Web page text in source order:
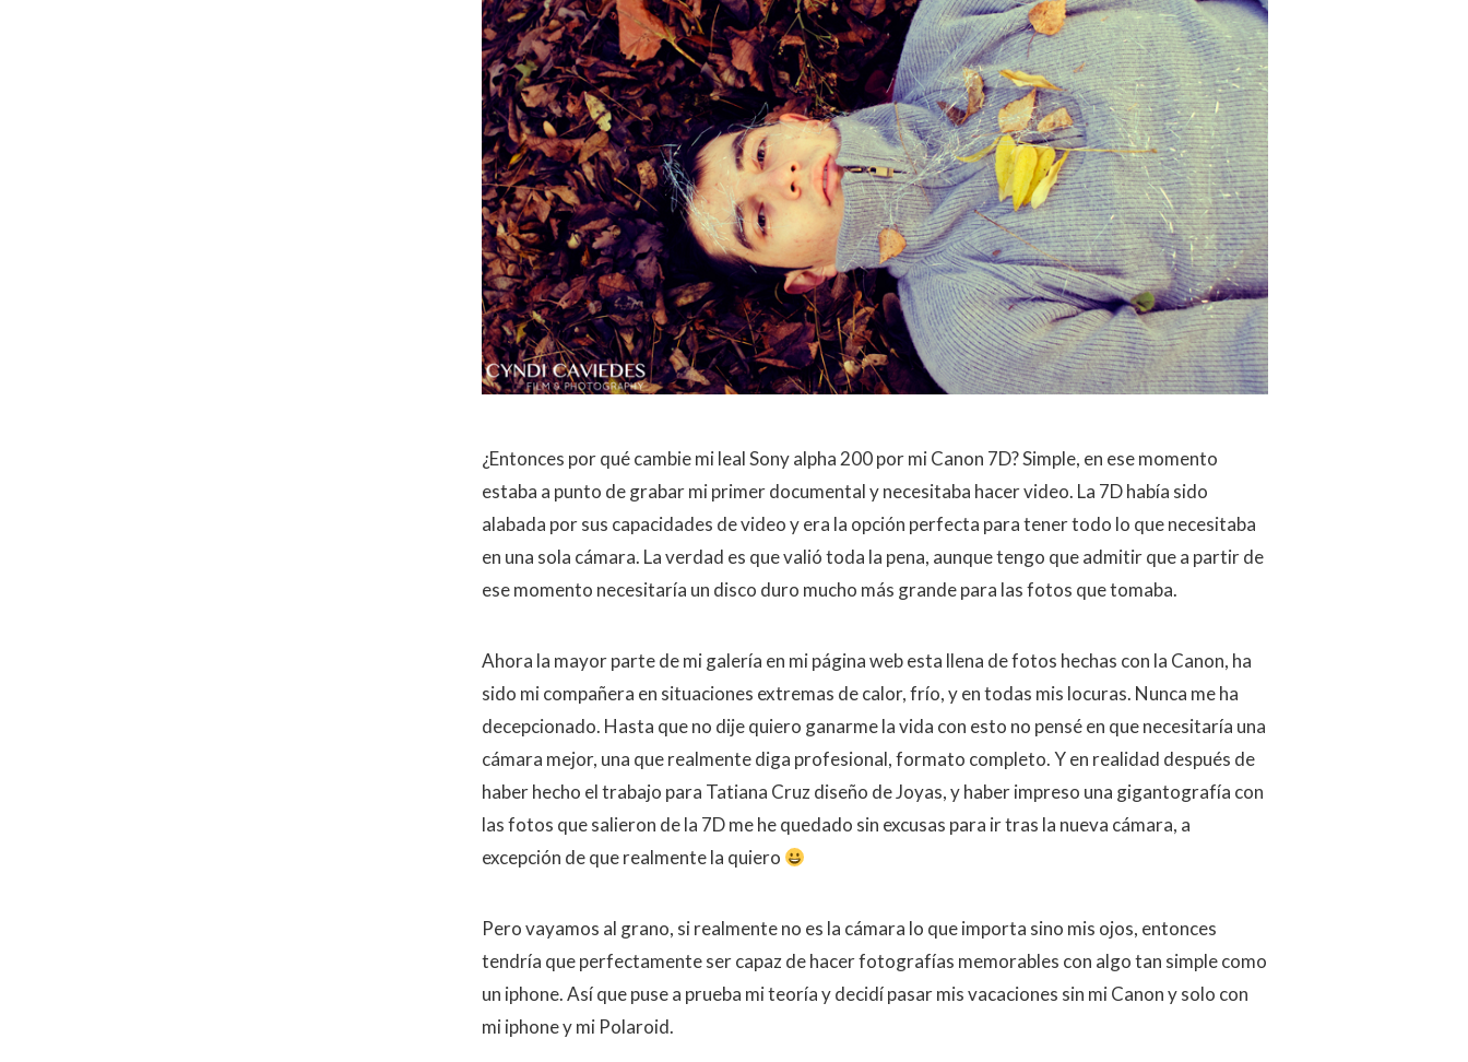
¿Entonces por qué cambie mi leal Sony alpha 200 por mi Canon 7D? Simple, en ese momento
estaba a punto de grabar mi primer documental y necesitaba hacer video. La 7D había sido
alabada por sus capacidades de video y era la opción perfecta para tener todo lo que necesitaba
en una sola cámara. La verdad es que valió toda la pena, aunque tengo que admitir que a partir de
ese momento necesitaría un disco duro mucho más grande para las fotos que tomaba.
Ahora la mayor parte de mi galería en mi página web esta llena de fotos hechas con la Canon, ha
sido mi compañera en situaciones extremas de calor, frío, y en todas mis locuras. Nunca me ha
decepcionado. Hasta que no dije quiero ganarme la vida con esto no pensé en que necesitaría una
cámara mejor, una que realmente diga profesional, formato completo. Y en realidad después de
haber hecho el trabajo para Tatiana Cruz diseño de Joyas, y haber impreso una gigantografía con
las fotos que salieron de la 7D me he quedado sin excusas para ir tras la nueva cámara, a
excepción de que realmente la quiero
Pero vayamos al grano, si realmente no es la cámara lo que importa sino mis ojos, entonces
tendría que perfectamente ser capaz de hacer fotografías memorables con algo tan simple como
un iphone. Así que puse a prueba mi teoría y decidí pasar mis vacaciones sin mi Canon y solo con
mi iphone y mi Polaroid.